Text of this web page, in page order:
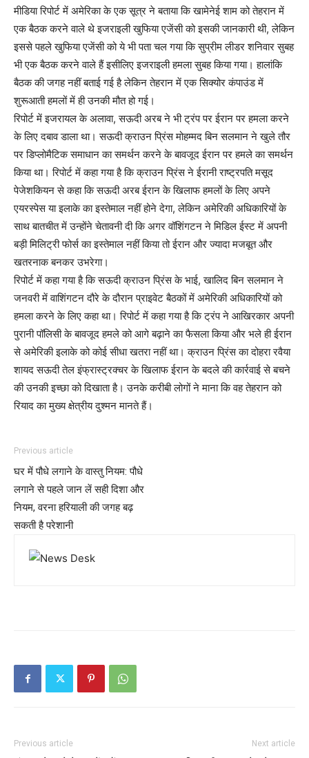
मीडिया रिपोर्ट में अमेरिका के एक सूत्र ने बताया कि खामेनेई शाम को तेहरान में
एक बैठक करने वाले थे इजराइली खुफिया एजेंसी को इसकी जानकारी थी, लेकिन
इससे पहले खुफिया एजेंसी को ये भी पता चल गया कि सुप्रीम लीडर शनिवार सुबह
भी एक बैठक करने वाले हैं इसीलिए इजराइली हमला सुबह किया गया। हालांकि
बैठक की जगह नहीं बताई गई है लेकिन तेहरान में एक सिक्योर कंपाउंड में
शुरूआती हमलों में ही उनकी मौत हो गई।
रिपोर्ट में इजरायल के अलावा, सऊदी अरब ने भी ट्रंप पर ईरान पर हमला करने
के लिए दबाव डाला था। सऊदी क्राउन प्रिंस मोहम्मद बिन सलमान ने खुले तौर
पर डिप्लोमैटिक समाधान का समर्थन करने के बावजूद ईरान पर हमले का समर्थन
किया था। रिपोर्ट में कहा गया है कि क्राउन प्रिंस ने ईरानी राष्ट्रपति मसूद
पेजेशकियन से कहा कि सऊदी अरब ईरान के खिलाफ हमलों के लिए अपने
एयरस्पेस या इलाके का इस्तेमाल नहीं होने देगा, लेकिन अमेरिकी अधिकारियों के
साथ बातचीत में उन्होंने चेतावनी दी कि अगर वॉशिंगटन ने मिडिल ईस्ट में अपनी
बड़ी मिलिट्री फोर्स का इस्तेमाल नहीं किया तो ईरान और ज्यादा मजबूत और
खतरनाक बनकर उभरेगा।
रिपोर्ट में कहा गया है कि सऊदी क्राउन प्रिंस के भाई, खालिद बिन सलमान ने
जनवरी में वाशिंगटन दौरे के दौरान प्राइवेट बैठकों में अमेरिकी अधिकारियों को
हमला करने के लिए कहा था। रिपोर्ट में कहा गया है कि ट्रंप ने आखिरकार अपनी
पुरानी पॉलिसी के बावजूद हमले को आगे बढ़ाने का फैसला किया और भले ही ईरान
से अमेरिकी इलाके को कोई सीधा खतरा नहीं था। क्राउन प्रिंस का दोहरा रवैया
शायद सऊदी तेल इंफ्रास्ट्रक्चर के खिलाफ ईरान के बदले की कार्रवाई से बचने
की उनकी इच्छा को दिखाता है। उनके करीबी लोगों ने माना कि वह तेहरान को
रियाद का मुख्य क्षेत्रीय दुश्मन मानते हैं।
Previous article
घर में पौधे लगाने के वास्तु नियम: पौधे
लगाने से पहले जान लें सही दिशा और
नियम, वरना हरियाली की जगह बढ़
सकती है परेशानी
Previous article Next article